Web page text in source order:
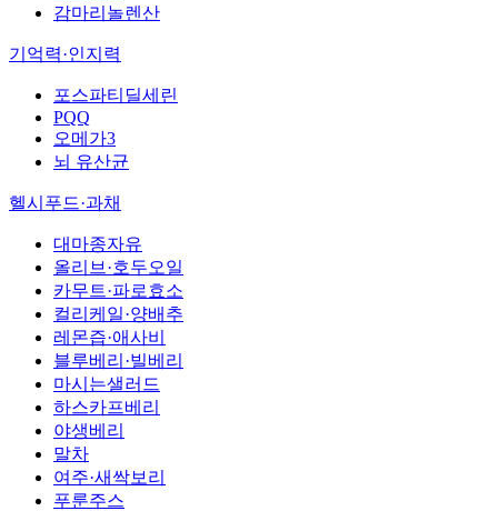
감마리놀렌산
기억력·인지력
포스파티딜세린
PQQ
오메가3
뇌 유산균
헬시푸드·과채
대마종자유
올리브·호두오일
카무트·파로효소
컬리케일·양배추
레몬즙·애사비
블루베리·빌베리
마시는샐러드
하스카프베리
야생베리
말차
여주·새싹보리
푸룬주스